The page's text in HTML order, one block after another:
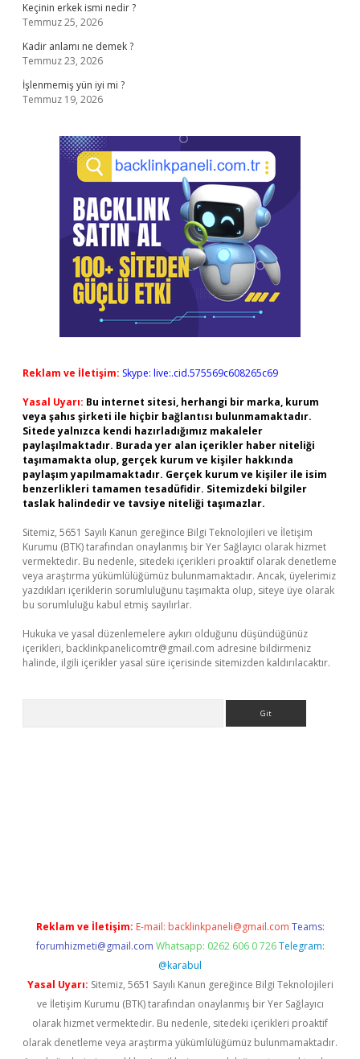
Keçinin erkek ismi nedir ?
Temmuz 25, 2026
Kadir anlamı ne demek ?
Temmuz 23, 2026
İşlenmemiş yün iyi mi ?
Temmuz 19, 2026
Reklam ve İletişim: Skype: live:.cid.575569c608265c69
Yasal Uyarı: Bu internet sitesi, herhangi bir marka, kurum
veya şahıs şirketi ile hiçbir bağlantısı bulunmamaktadır.
Sitede yalnızca kendi hazırladığımız makaleler
paylaşılmaktadır. Burada yer alan içerikler haber niteliği
taşımamakta olup, gerçek kurum ve kişiler hakkında
paylaşım yapılmamaktadır. Gerçek kurum ve kişiler ile isim
benzerlikleri tamamen tesadüfidir. Sitemizdeki bilgiler
taslak halindedir ve tavsiye niteliği taşımazlar.
Sitemiz, 5651 Sayılı Kanun gereğince Bilgi Teknolojileri ve İletişim
Kurumu (BTK) tarafından onaylanmış bir Yer Sağlayıcı olarak hizmet
vermektedir. Bu nedenle, sitedeki içerikleri proaktif olarak denetleme
veya araştırma yükümlülüğümüz bulunmamaktadır. Ancak, üyelerimiz
yazdıkları içeriklerin sorumluluğunu taşımakta olup, siteye üye olarak
bu sorumluluğu kabul etmiş sayılırlar.
Hukuka ve yasal düzenlemelere aykırı olduğunu düşündüğünüz
içerikleri, backlinkpanelicomtr@gmail.com adresine bildirmeniz
halinde, ilgili içerikler yasal süre içerisinde sitemizden kaldırılacaktır.
Reklam ve İletişim: E-mail: backlinkpaneli@gmail.com Teams:
forumhizmeti@gmail.com Whatsapp: 0262 606 0 726 Telegram:
@karabul
Yasal Uyarı: Sitemiz, 5651 Sayılı Kanun gereğince Bilgi Teknolojileri
ve İletişim Kurumu (BTK) tarafından onaylanmış bir Yer Sağlayıcı
olarak hizmet vermektedir. Bu nedenle, sitedeki içerikleri proaktif
olarak denetleme veya araştırma yükümlülüğümüz bulunmamaktadır.